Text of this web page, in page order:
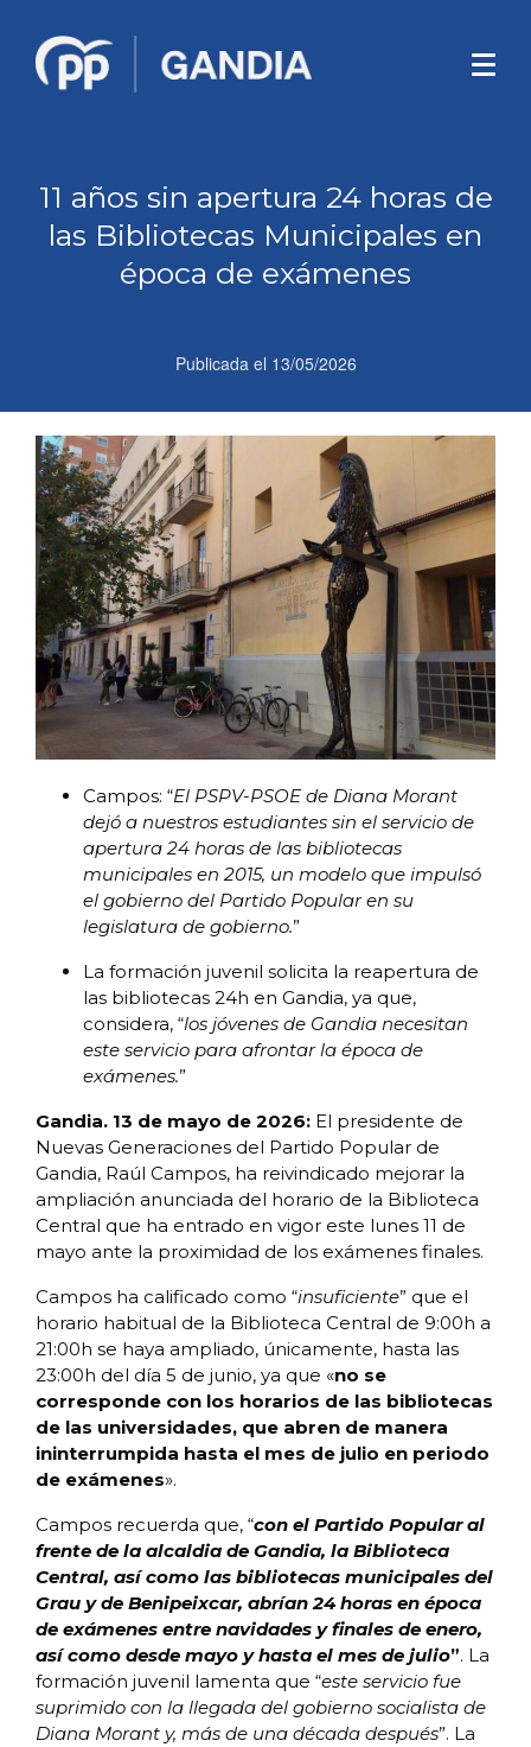
11 años sin apertura 24 horas de
las Bibliotecas Municipales en
época de exámenes
Publicada el 13/05/2026
Campos: “El PSPV-PSOE de Diana Morant
dejó a nuestros estudiantes sin el servicio de
apertura 24 horas de las bibliotecas
municipales en 2015, un modelo que impulsó
el gobierno del Partido Popular en su
legislatura de gobierno.”
La formación juvenil solicita la reapertura de
las bibliotecas 24h en Gandia, ya que,
considera, “los jóvenes de Gandia necesitan
este servicio para afrontar la época de
exámenes.”
Gandia. 13 de mayo de 2026: El presidente de
Nuevas Generaciones del Partido Popular de
Gandia, Raúl Campos, ha reivindicado mejorar la
ampliación anunciada del horario de la Biblioteca
Central que ha entrado en vigor este lunes 11 de
mayo ante la proximidad de los exámenes finales.
Campos ha calificado como “insuficiente” que el
horario habitual de la Biblioteca Central de 9:00h a
21:00h se haya ampliado, únicamente, hasta las
23:00h del día 5 de junio, ya que «no se
corresponde con los horarios de las bibliotecas
de las universidades, que abren de manera
ininterrumpida hasta el mes de julio en periodo
de exámenes».
Campos recuerda que, “con el Partido Popular al
frente de la alcaldia de Gandia, la Biblioteca
Central, así como las bibliotecas municipales del
Grau y de Benipeixcar, abrían 24 horas en época
de exámenes entre navidades y finales de enero,
así como desde mayo y hasta el mes de julio”. La
formación juvenil lamenta que “este servicio fue
suprimido con la llegada del gobierno socialista de
Diana Morant y, más de una década después”. La